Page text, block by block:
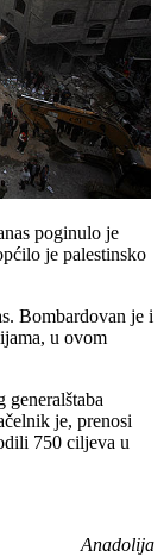
poginulo je
je palestinsko
Bombardovan je i
u ovom
generalštaba
je, prenosi
750 ciljeva u
Anadolija